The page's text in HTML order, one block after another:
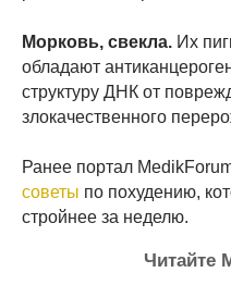
Морковь, свекла. Их
обладают
структуру ДНК от
злокачественного
Ранее портал
советы по похудению,
стройнее за неделю.
Читайте